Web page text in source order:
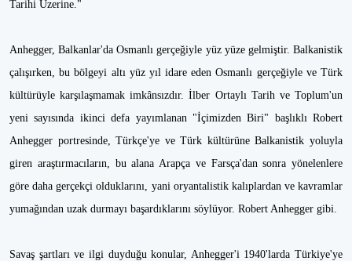
Tarihi Üzerine."
Anhegger, Balkanlar'da Osmanlı gerçeğiyle yüz yüze gelmiştir. Balkanistik
çalışırken, bu bölgeyi altı yüz yıl idare eden Osmanlı gerçeğiyle ve Türk
kültürüyle karşılaşmamak imkânsızdır. İlber Ortaylı Tarih ve Toplum'un
yeni sayısında ikinci defa yayımlanan "İçimizden Biri" başlıklı Robert
Anhegger portresinde, Türkçe'ye ve Türk kültürüne Balkanistik yoluyla
giren araştırmacıların, bu alana Arapça ve Farsça'dan sonra yönelenlere
göre daha gerçekçi olduklarını, yani oryantalistik kalıplardan ve kavramlar
yumağından uzak durmayı başardıklarını söylüyor. Robert Anhegger gibi.
Savaş şartları ve ilgi duyduğu konular, Anhegger'i 1940'larda Türkiye'ye